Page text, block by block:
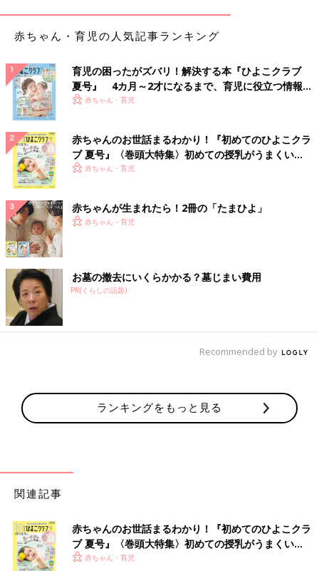
赤ちゃん・育児の人気記事ランキング
育児の困ったがズバリ！解決する本『ひよこクラブ
夏号』 4カ月～2才になるまで、育児に役立つ情報が
いっぱい！
赤ちゃん・育児
赤ちゃんのお世話まるわかり！『初めてのひよこクラ
ブ 夏号』〈巻頭大特集〉初めての授乳がうまくい
く！ おっぱい・ミルクの基本と夏のトラブル 解決テ
赤ちゃん・育児
赤ちゃんが生まれたら！2冊の「たまひよ」
赤ちゃん・育児
お墓の撤去にいくらかかる？墓じまい費用
PR(くらしの話題)
Recommended by
ランキングをもっと見る
関連記事
赤ちゃんのお世話まるわかり！『初めてのひよこクラ
ブ 夏号』〈巻頭大特集〉初めての授乳がうまくい
く！ おっぱい・ミルクの基本と夏のトラブル 解決テ
赤ちゃん・育児